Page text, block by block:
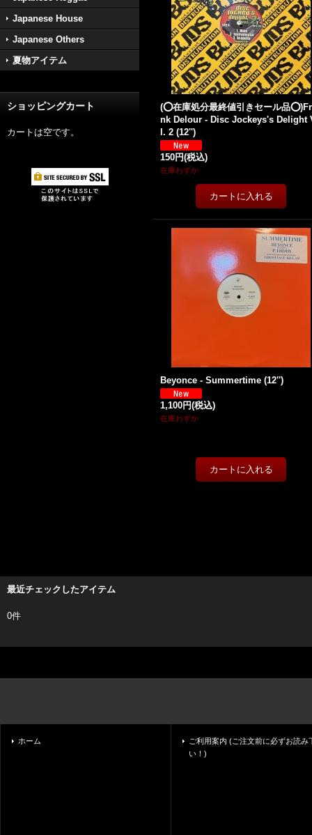
Japanese House
Japanese Others
夏物アイテム
ショッピングカート
カートは空です。
(⭕️在庫処分最終値引きセール品
nk Delour - Disc Jockeys's Delight
l. 2 (12'')
150円(税込)
在庫わずか
Beyonce - Summertime (12'')
1,100円(税込)
在庫わずか
最近チェックしたアイテム
0件
ホーム
ご利用案内 (ご注文前に必ずお読み
い！)